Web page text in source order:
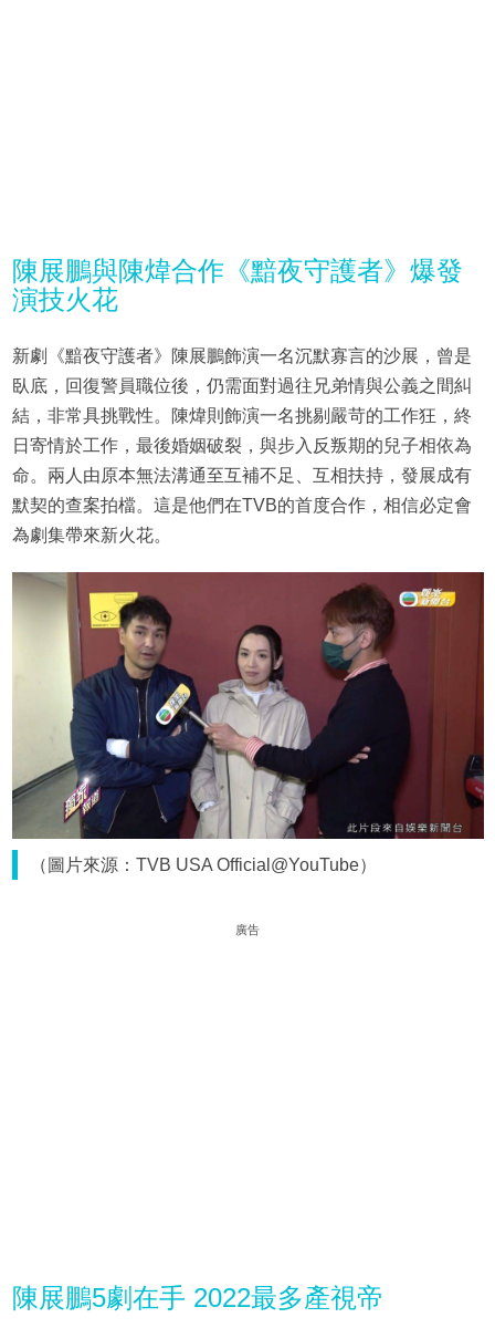
陳展鵬與陳煒合作《黯夜守護者》爆發
演技火花
新劇《黯夜守護者》陳展鵬飾演一名沉默寡言的沙展，曾是
臥底，回復警員職位後，仍需面對過往兄弟情與公義之間糾
結，非常具挑戰性。陳煒則飾演一名挑剔嚴苛的工作狂，終
日寄情於工作，最後婚姻破裂，與步入反叛期的兒子相依為
命。兩人由原本無法溝通至互補不足、互相扶持，發展成有
默契的查案拍檔。這是他們在TVB的首度合作，相信必定會
為劇集帶來新火花。
（圖片來源：TVB USA Official@YouTube）
廣告
陳展鵬5劇在手 2022最多產視帝